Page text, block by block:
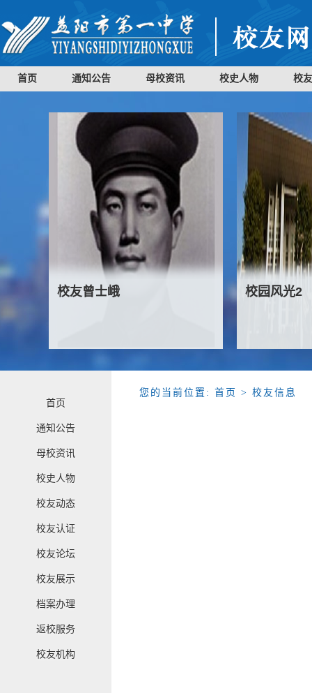
首页 通知公告 母校资讯 校史人物 校
校友曾士峨 校园风光2
首页
通知公告
母校资讯
校史人物
校友动态
校友认证
校友论坛
校友展示
档案办理
返校服务
校友机构
您的当前位置: 首页 > 校友信息